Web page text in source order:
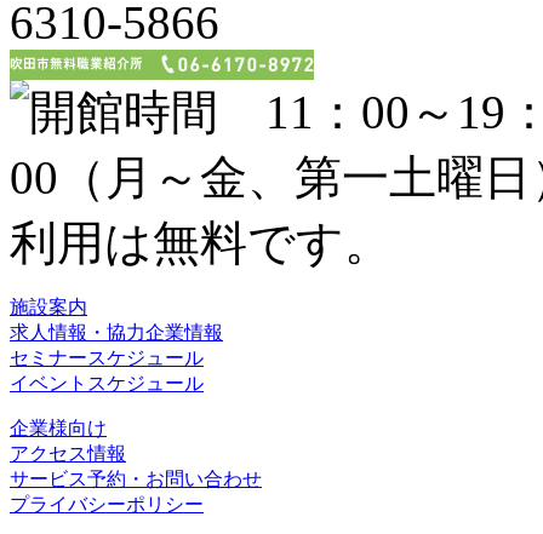
施設案内
求人情報・協力企業情報
セミナースケジュール
イベントスケジュール
企業様向け
アクセス情報
サービス予約・お問い合わせ
プライバシーポリシー